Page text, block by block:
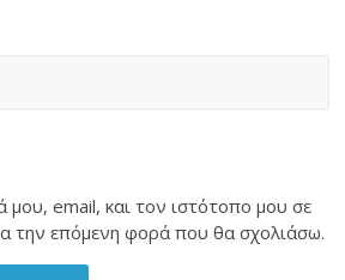
μου, email, και τον ιστότοπο μου σε
την επόμενη φορά που θα σχολιάσω.